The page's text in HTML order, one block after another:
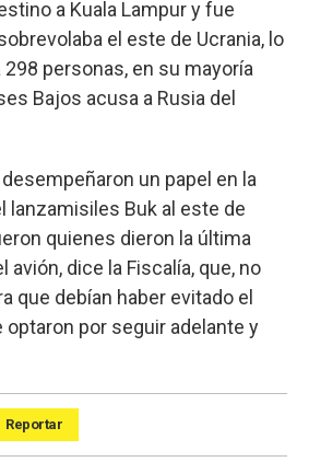
a Kuala Lampur y fue
el este de Ucrania, lo
personas, en su mayoría
Bajos acusa a Rusia del
un papel en la
lanzamisiles Buk al este de
quienes dieron la última
avión, dice la Fiscalía, que, no
que debían haber evitado el
optaron por seguir adelante y
Reportar